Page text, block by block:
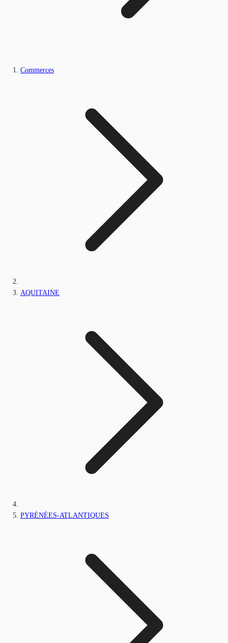
Commerces
AQUITAINE
PYRÉNÉES-ATLANTIQUES